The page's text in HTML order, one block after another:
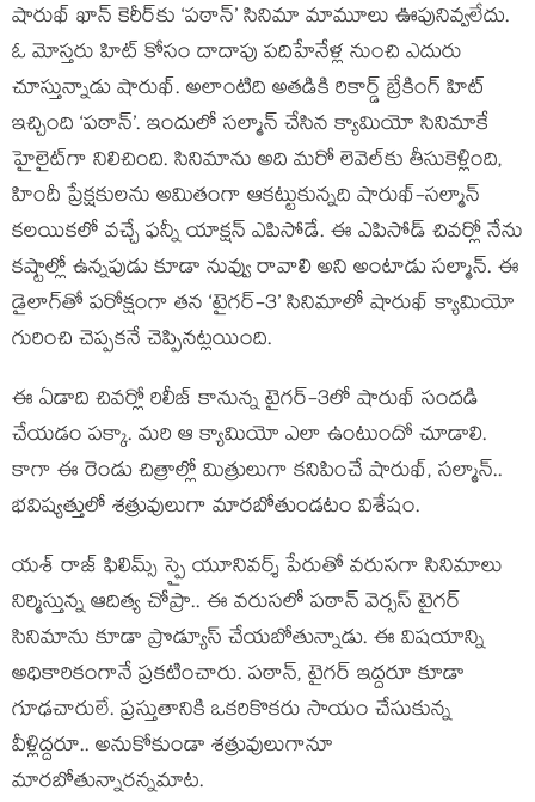
షారుఖ్ ఖాన్ కెరీర్‌కు ‘పఠాన్’ సినిమా మామూలు ఊపునివ్వలేదు.
ఓ మోస్తరు హిట్ కోసం దాదాపు పదిహేనేళ్ల నుంచి ఎదురు
చూస్తున్నాడు షారుఖ్. అలాంటిది అతడికి రికార్డ్ బ్రేకింగ్ హిట్
ఇచ్చింది ‘పఠాన్’. ఇందులో సల్మాన్ చేసిన క్యామియో సినిమాకే
హైలైట్‌గా నిలిచింది. సినిమాను అది మరో లెవెల్‌కు తీసుకెళ్లింది,
హిందీ ప్రేక్షకులను అమితంగా ఆకట్టుకున్నది షారుఖ్-సల్మాన్
కలయికలో వచ్చే ఫన్నీ యాక్షన్ ఎపిసోడే. ఈ ఎపిసోడ్ చివర్లో నేను
కష్టాల్లో ఉన్నపుడు కూడా నువ్వు రావాలి అని అంటాడు సల్మాన్. ఈ
డైలాగ్‌తో పరోక్షంగా తన ‘టైగర్-3’ సినిమాలో షారుఖ్ క్యామియో
గురించి చెప్పకనే చెప్పినట్లయింది.
ఈ ఏడాది చివ‌ర్లో రిలీజ్ కానున్న టైగ‌ర్‌-3లో షారుఖ్ సంద‌డి
చేయ‌డం ప‌క్కా. మ‌రి ఆ క్యామియో ఎలా ఉంటుందో చూడాలి.
కాగా ఈ రెండు చిత్రాల్లో మిత్రులుగా క‌నిపించే షారుఖ్‌, స‌ల్మాన్..
భ‌విష్య‌త్తులో శ‌త్రువులుగా మార‌బోతుండ‌టం విశేషం.
య‌శ్ రాజ్ ఫిలిమ్స్ స్పై యూనివ‌ర్శ్ పేరుతో వ‌రుస‌గా సినిమాలు
నిర్మిస్తున్న ఆదిత్య చోప్రా.. ఈ వ‌రుస‌లో ప‌ఠాన్ వెర్స‌స్ టైగ‌ర్
సినిమాను కూడా ప్రొడ్యూస్ చేయ‌బోతున్నాడు. ఈ విష‌యాన్ని
అధికారికంగానే ప్ర‌క‌టించారు. ప‌ఠాన్, టైగ‌ర్ ఇద్ద‌రూ కూడా
గూఢ‌చారులే. ప్ర‌స్తుతానికి ఒక‌రికొక‌రు సాయం చేసుకున్న
వీళ్లిద్ద‌రూ.. అనుకోకుండా శ‌త్రువులుగానూ
మార‌బోతున్నార‌న్న‌మాట‌.